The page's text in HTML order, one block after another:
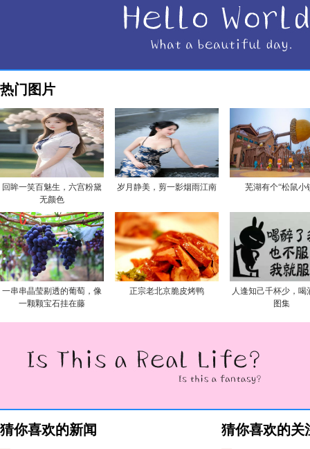
热门图片
回眸一笑百魅生，六宫粉黛
无颜色
岁月静美，剪一影烟雨江南 芜湖有个“松鼠小
一串串晶莹剔透的葡萄，像
一颗颗宝石挂在藤
正宗老北京脆皮烤鸭
人逢知己千杯少，喝
图集
猜你喜欢的新闻 猜你喜欢的关